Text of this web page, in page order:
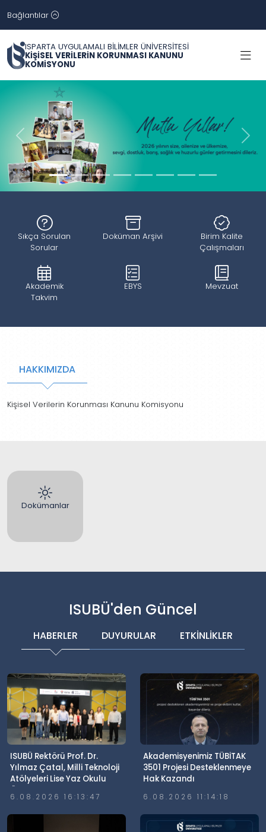
Bağlantılar
ISPARTA UYGULAMALI BİLİMLER ÜNİVERSİTESİ
KİŞİSEL VERİLERİN KORUNMASI KANUNU
KOMİSYONU
Geri İleri
Sıkça Sorulan
Sorular
Doküman Arşivi
Birim Kalite
Çalışmaları
Akademik
Takvim
EBYS Mevzuat
HAKKIMIZDA
Kişisel Verilerin Korunması Kanunu Komisyonu
Dokümanlar
ISUBÜ'den Güncel
HABERLER DUYURULAR ETKİNLİKLER
ISUBÜ Rektörü Prof. Dr.
Yılmaz Çatal, Milli Teknoloji
Atölyeleri Lise Yaz Okulu
Öğrencileriyle Buluştu
6.08.2026 16:13:47
Akademisyenimiz TÜBİTAK
3501 Projesi Desteklenmeye
Hak Kazandı
6.08.2026 11:14:18